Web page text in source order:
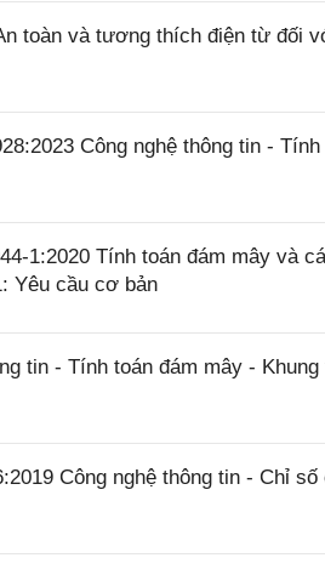
toàn và tương thích điện từ đối
Công nghệ thông tin -
1:2020 Tính toán đám mây và
Yêu cầu cơ bản
tin - Tính toán đám mây -
Công nghệ thông tin - Chỉ